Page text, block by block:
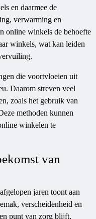
en daarmee de
verwarming en
online winkels de behoefte
winkels, wat kan leiden
die voortvloeien uit
Daarom streven veel
zoals het gebruik van
methoden kunnen
winkelen te
van
jaren toont aan
verscheidenheid en
punt van zorg blijft,